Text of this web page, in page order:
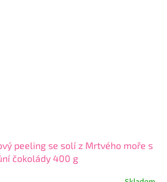
peeling se solí z Mrtvého moře s
čokolády 400 g